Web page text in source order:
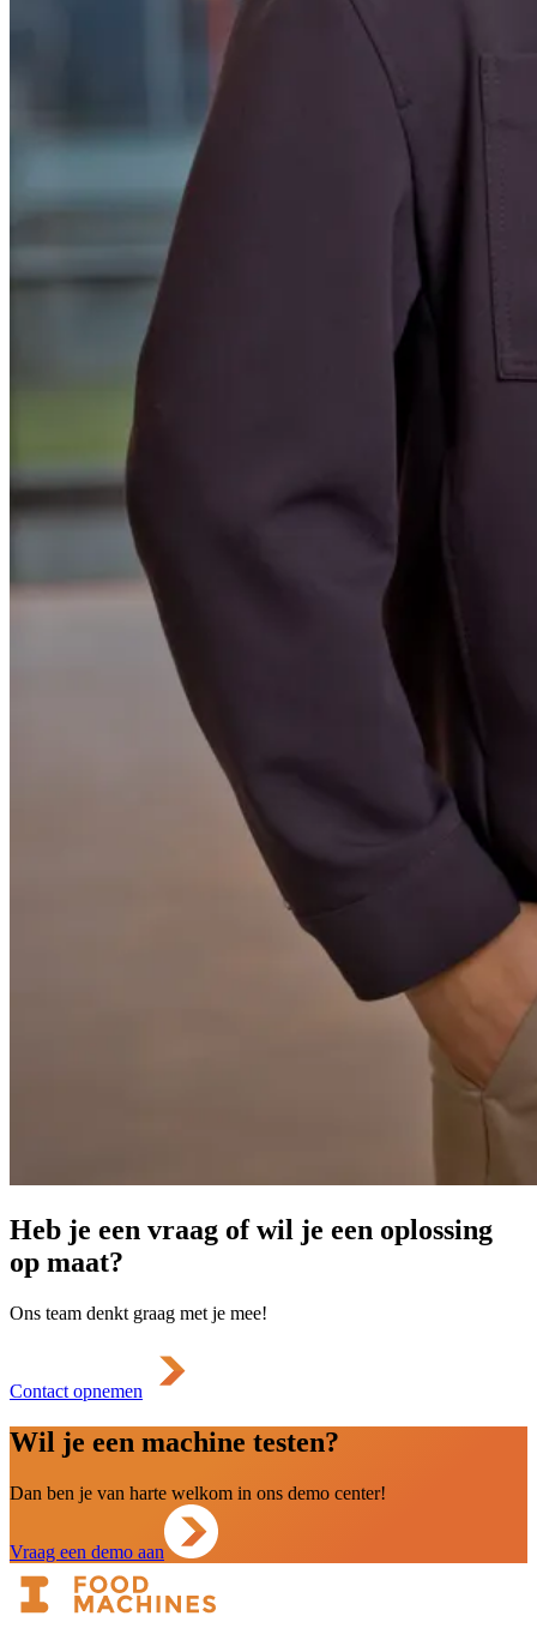
Heb je een vraag of wil je een oplossing
op maat?
Ons team denkt graag met je mee!
Contact opnemen
Wil je een machine testen?
Dan ben je van harte welkom in ons demo center!
Vraag een demo aan